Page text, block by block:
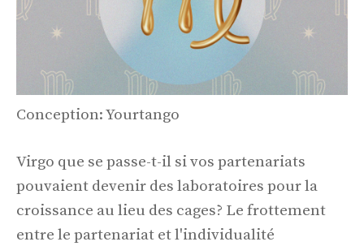
Conception: Yourtango
Virgo que se passe-t-il si vos partenariats
pouvaient devenir des laboratoires pour la
croissance au lieu des cages? Le frottement
entre le partenariat et l'individualité